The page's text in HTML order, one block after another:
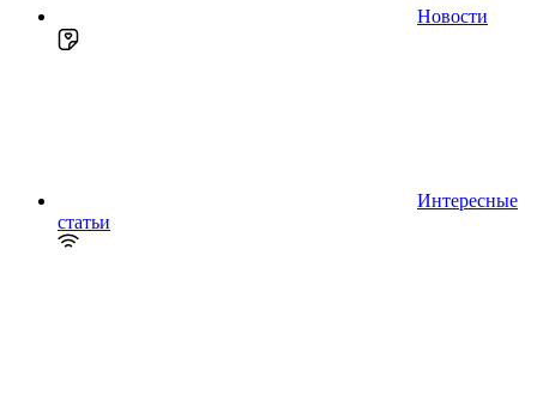
Новости
Интересные
статьи